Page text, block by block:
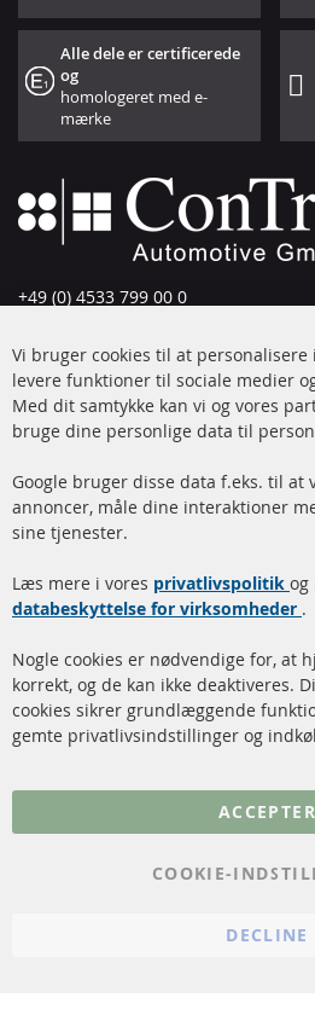
Alle dele er certificerede
og
homologeret med e-
mærke
+49 (0) 4533 799 00 0
info@contra-automotive.de
www.contra-automotive.de
Facebook
Instagram
Hurtige links
Dieselpartikelfilter (DPF)
rengøring
Katalysator (KAT)
Sensorer
FAQ
Vi bruger cookies til at
levere funktioner til sociale medier
Med dit samtykke kan vi og vores
bruge dine personlige data til
Google bruger disse data f.eks. til at
annoncer, måle dine interaktioner
sine tjenester.
Læs mere i vores privatlivspolitik og
databeskyttelse for virksomheder .
Nogle cookies er nødvendige for, at
korrekt, og de kan ikke deaktiveres.
cookies sikrer grundlæggende
gemte privatlivsindstillinger og
ACCEPTER
COOKIE-
DECLINE